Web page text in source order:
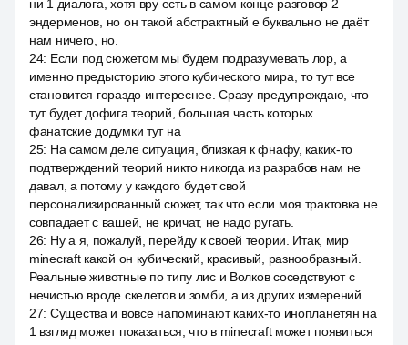
ни 1 диалога, хотя вру есть в самом конце разговор 2
эндерменов, но он такой абстрактный e буквально не даёт
нам ничего, но.
24: Если под сюжетом мы будем подразумевать лор, а
именно предысторию этого кубического мира, то тут все
становится гораздо интереснее. Сразу предупреждаю, что
тут будет дофига теорий, большая часть которых
фанатские додумки тут на
25: На самом деле ситуация, близкая к фнафу, каких-то
подтверждений теорий никто никогда из разрабов нам не
давал, а потому у каждого будет свой
персонализированный сюжет, так что если моя трактовка не
совпадает с вашей, не кричат, не надо ругать.
26: Ну а я, пожалуй, перейду к своей теории. Итак, мир
minecraft какой он кубический, красивый, разнообразный.
Реальные животные по типу лис и Волков соседствуют с
нечистью вроде скелетов и зомби, а из других измерений.
27: Существа и вовсе напоминают каких-то инопланетян на
1 взгляд может показаться, что в minecraft может появиться